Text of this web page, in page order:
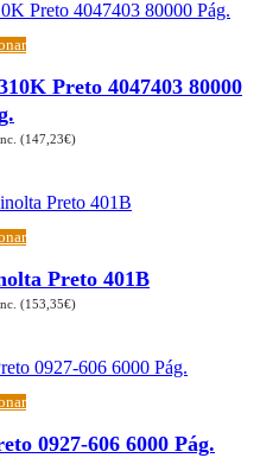
Preto 4047403 80000
(147,23€)
Preto 401B
(153,35€)
0927-606 6000 Pág.